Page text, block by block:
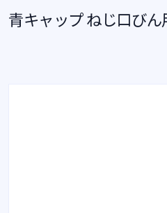
青キャップ ねじ口びん